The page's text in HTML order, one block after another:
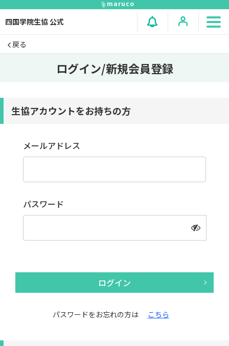
maruco
四国学院生協 公式
戻る
ログイン/新規会員登録
生協アカウントをお持ちの方
メールアドレス
パスワード
ログイン
パスワードをお忘れの方は こちら